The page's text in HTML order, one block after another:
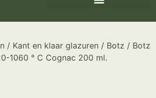
/ Kant en klaar glazuren / Botz / Botz
1060 ° C Cognac 200 ml.